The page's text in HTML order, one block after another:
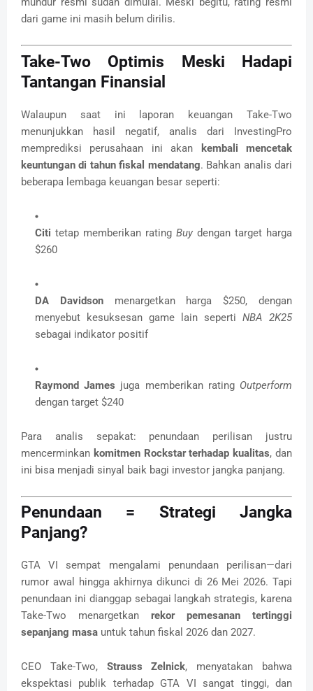
dari game ini masih belum dirilis.
Take-Two Optimis Meski Hadapi
Tantangan Finansial
Walaupun saat ini laporan keuangan Take-Two
menunjukkan hasil negatif, analis dari InvestingPro
memprediksi perusahaan ini akan
kembali mencetak
keuntungan di tahun fiskal mendatang. Bahkan analis dari
beberapa lembaga keuangan besar seperti:
Citi tetap memberikan rating Buy dengan target harga
$260
DA Davidsonmenargetkan harga $250, dengan
menyebut kesuksesan game lain seperti NBA 2K25
sebagai indikator positif
Raymond James juga memberikan rating Outperform
dengan target $240
Para analis sepakat: penundaan perilisan justru
mencerminkan komitmen Rockstar terhadap kualitas, dan
ini bisa menjadi sinyal baik bagi investor jangka panjang.
Penundaan = Strategi Jangka
Panjang?
GTA VI sempat mengalami penundaan perilisan—dari
rumor awal hingga akhirnya dikunci di 26 Mei 2026. Tapi
penundaan ini dianggap sebagai langkah strategis, karena
Take-Two menargetkan rekor pemesanan tertinggi
sepanjang masa untuk tahun fiskal 2026 dan 2027.
CEO Take-Two, Strauss Zelnick, menyatakan bahwa
ekspektasi publik terhadap GTA VI sangat tinggi, dan